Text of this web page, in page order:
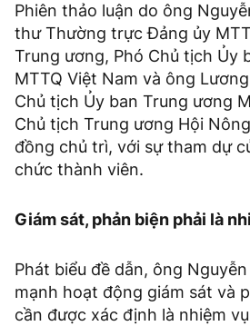
Phiên thảo luận do ông
thư Thường trực Đảng ủy
Trung ương, Phó Chủ tịch Ủy
MTTQ Việt Nam và ông
Chủ tịch Ủy ban Trung ương
Chủ tịch Trung ương Hội
đồng chủ trì, với sự tham dự
chức thành viên.
Giám sát, phản biện phải là
Phát biểu đề dẫn, ông
mạnh hoạt động giám sát và
cần được xác định là nhiệm